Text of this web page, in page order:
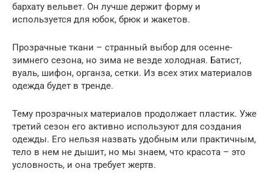
бархату вельвет. Он лучше держит форму и
используется для юбок, брюк и жакетов.
Прозрачные ткани – странный выбор для осенне-
зимнего сезона, но зима не везде холодная. Батист,
вуаль, шифон, органза, сетки. Из всех этих материалов
одежда будет в тренде.
Тему прозрачных материалов продолжает пластик. Уже
третий сезон его активно используют для создания
одежды. Его нельзя назвать удобным или практичным,
тело в нем не дышит, но мы знаем, что красота – это
условность, и она требует жертв.